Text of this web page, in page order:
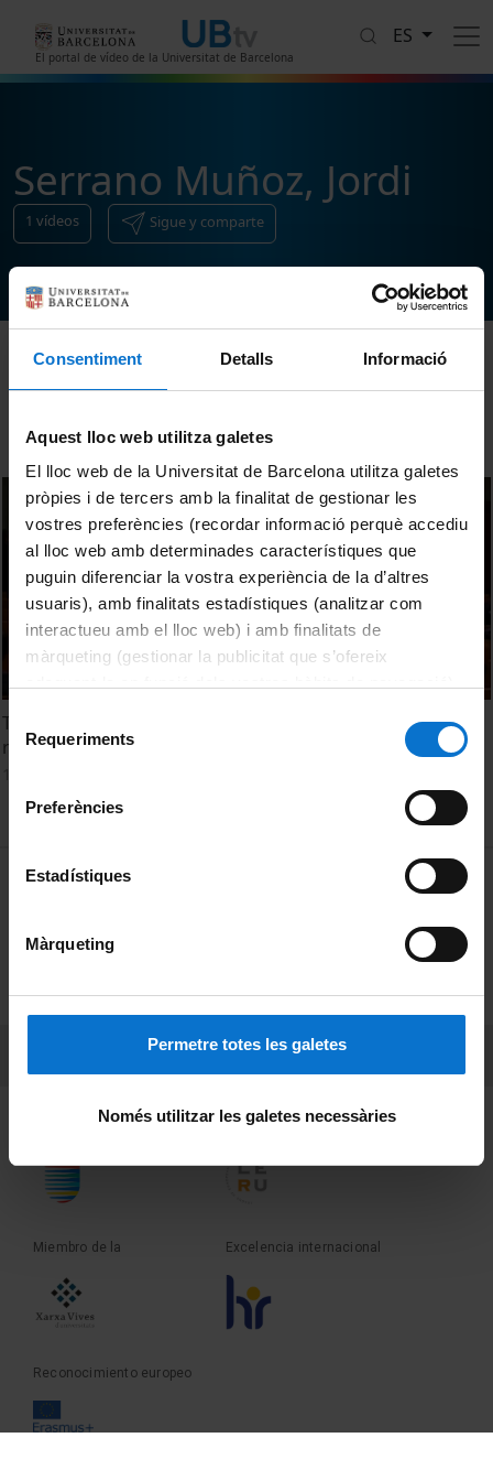
Consentiment Detalls Informació
Aquest lloc web utilitza galetes
El lloc web de la Universitat de Barcelona utilitza galetes
pròpies i de tercers amb la finalitat de gestionar les
vostres preferències (recordar informació perquè accediu
al lloc web amb determinades característiques que
puguin diferenciar la vostra experiència de la d’altres
usuaris), amb finalitats estadístiques (analitzar com
interactueu amb el lloc web) i amb finalitats de
màrqueting (gestionar la publicitat que s’ofereix
consultar laPolítica de galetes del lloc web de la
Selecció
de Requeriments
Preferències
Estadístiques
Màrqueting
Permetre totes les galetes
Només utilitzar les galetes necessàries
El portal de vídeo de la Universitat de Barcelona
ES
Serrano Muñoz, Jordi
1 vídeos Sigue y comparte
Ordenar
Taller OS Repositorios: Drupal para consulta conjunta de
repositorios
MENÚ PEU 1
Privacidad y términos
Sobre UBtv
Fundadora de la Miembro de la
Miembro de la Excelencia internacional
Reconocimiento europeo